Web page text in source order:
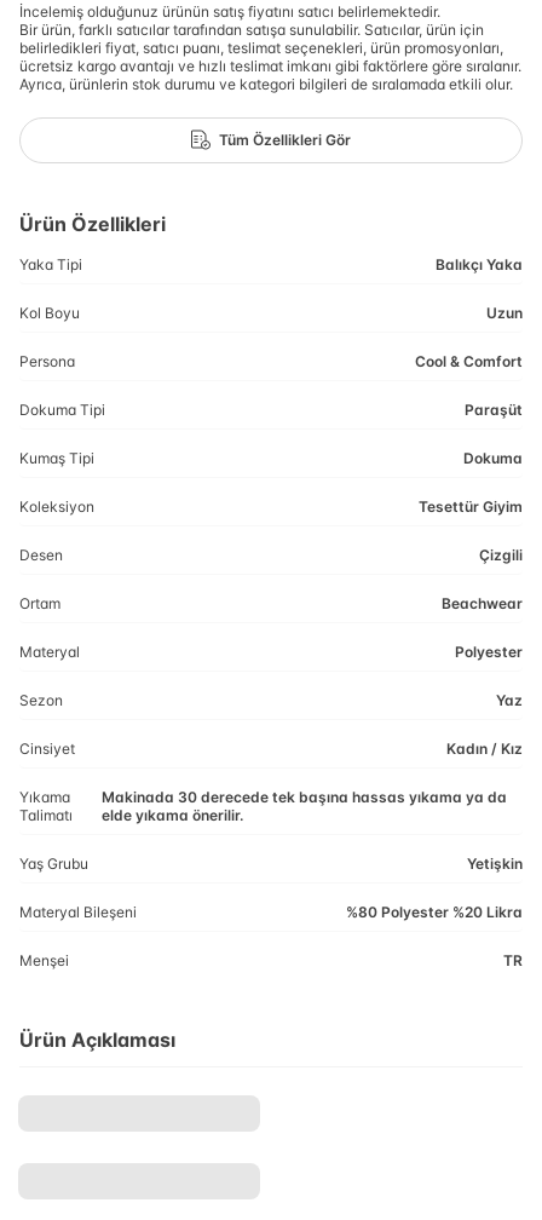
İncelemiş olduğunuz ürünün satış fiyatını satıcı belirlemektedir.
Bir ürün, farklı satıcılar tarafından satışa sunulabilir. Satıcılar, ürün için
belirledikleri fiyat, satıcı puanı, teslimat seçenekleri, ürün promosyonları,
ücretsiz kargo avantajı ve hızlı teslimat imkanı gibi faktörlere göre sıralanır.
Ayrıca, ürünlerin stok durumu ve kategori bilgileri de sıralamada etkili olur.
Tüm Özellikleri Gör
Ürün Özellikleri
Yaka Tipi Balıkçı Yaka
Kol Boyu Uzun
Persona Cool & Comfort
Dokuma Tipi Paraşüt
Kumaş Tipi Dokuma
Koleksiyon Tesettür Giyim
Desen Çizgili
Ortam Beachwear
Materyal Polyester
Sezon Yaz
Cinsiyet Kadın / Kız
Yıkama
Talimatı
Makinada 30 derecede tek başına hassas yıkama ya da
elde yıkama önerilir.
Yaş Grubu Yetişkin
Materyal Bileşeni %80 Polyester %20 Likra
Menşei TR
Ürün Açıklaması